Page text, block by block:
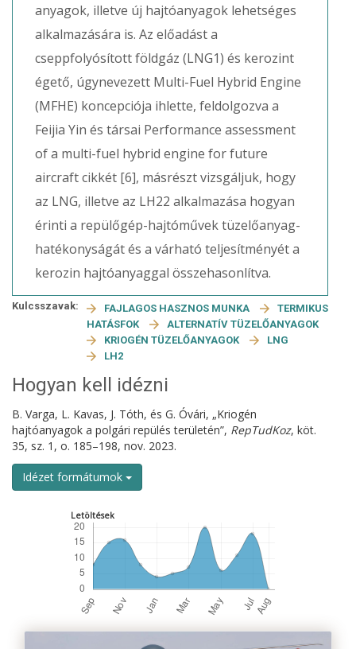
anyagok, illetve új hajtóanyagok lehetséges
alkalmazására is. Az előadást a
cseppfolyósított földgáz (LNG1) és kerozint
égető, úgynevezett Multi-Fuel Hybrid Engine
(MFHE) koncepciója ihlette, feldolgozva a
Feijia Yin és társai Performance assessment
of a multi-fuel hybrid engine for future
aircraft cikkét [6], másrészt vizsgáljuk, hogy
az LNG, illetve az LH22 alkalmazása hogyan
érinti a repülőgép-hajtóművek tüzelőanyag-
hatékonyságát és a várható teljesítményét a
kerozin hajtóanyaggal összehasonlítva.
Kulcsszavak: FAJLAGOS HASZNOS MUNKA
TERMIKUS
HATÁSFOK
ALTERNATÍV TÜZELŐANYAGOK
KRIOGÉN TÜZELŐANYAGOK
LNG
LH2
Hogyan kell idézni
B. Varga, L. Kavas, J. Tóth, és G. Óvári, „Kriogén
hajtóanyagok a polgári repülés területén”, RepTudKoz, köt.
35, sz. 1, o. 185–198, nov. 2023.
Idézet formátumok
Letöltések